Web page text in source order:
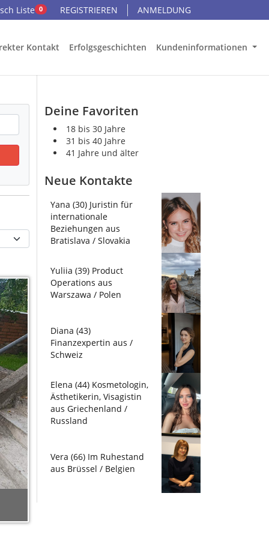
Liste 0 REGISTRIEREN ANMELDUNG
Kontakt Erfolgsgeschichten Kundeninformationen
Deine Favoriten
18 bis 30 Jahre
31 bis 40 Jahre
41 Jahre und älter
Neue Kontakte
Yana (30) Juristin für
internationale
Beziehungen aus
Bratislava / Slovakia
Yuliia (39) Product
Operations aus
Warszawa / Polen
Diana (43)
Finanzexpertin aus /
Schweiz
Elena (44) Kosmetologin,
Ästhetikerin, Visagistin
aus Griechenland /
Russland
Vera (66) Im Ruhestand
aus Brüssel / Belgien